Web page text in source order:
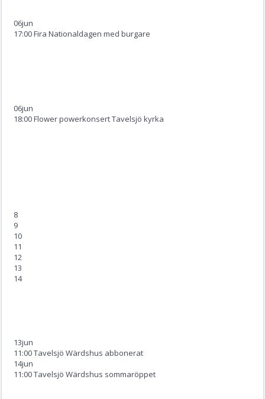
06jun
17:00 Fira Nationaldagen med burgare
06jun
18:00 Flower powerkonsert Tavelsjö kyrka
8
9
10
11
12
13
14
13jun
11:00 Tavelsjö Wärdshus abbonerat
14jun
11:00 Tavelsjö Wärdshus sommaröppet